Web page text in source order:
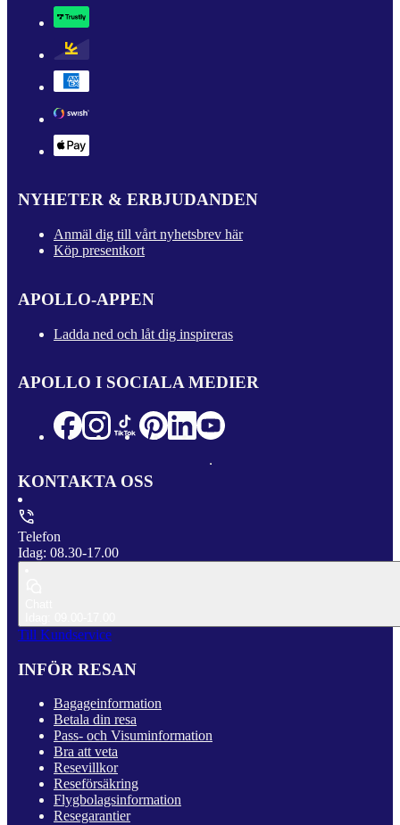
NYHETER & ERBJUDANDEN
Anmäl dig till vårt nyhetsbrev här
Köp presentkort
APOLLO-APPEN
Ladda ned och låt dig inspireras
APOLLO I SOCIALA MEDIER
KONTAKTA OSS
Telefon
Idag: 08.30-17.00
Till Kundservice
INFÖR RESAN
Bagageinformation
Betala din resa
Pass- och Visuminformation
Bra att veta
Resevillkor
Reseförsäkring
Flygbolagsinformation
Resegarantier